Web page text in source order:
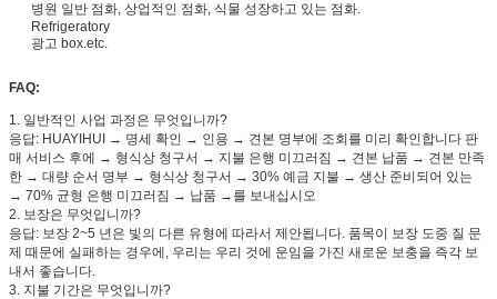
병원 일반 점화, 상업적인 점화, 식물 성장하고 있는 점화.
Refrigeratory
광고 box.etc.
FAQ:
1. 일반적인 사업 과정은 무엇입니까?
응답: HUAYIHUI → 명세 확인 → 인용 → 견본 명부에 조회를 미리 확인합니다 판
매 서비스 후에 → 형식상 청구서 → 지불 은행 미끄러짐 → 견본 납품 → 견본 만족
한 → 대량 순서 명부 → 형식상 청구서 → 30% 예금 지불 → 생산 준비되어 있는
→ 70% 균형 은행 미끄러짐 → 납품 →를 보내십시오
2. 보장은 무엇입니까?
응답: 보장 2~5 년은 빛의 다른 유형에 따라서 제안됩니다. 품목이 보장 도중 질 문
제 때문에 실패하는 경우에, 우리는 우리 것에 운임을 가진 새로운 보충을 즉각 보
내서 좋습니다.
3. 지불 기간은 무엇입니까?